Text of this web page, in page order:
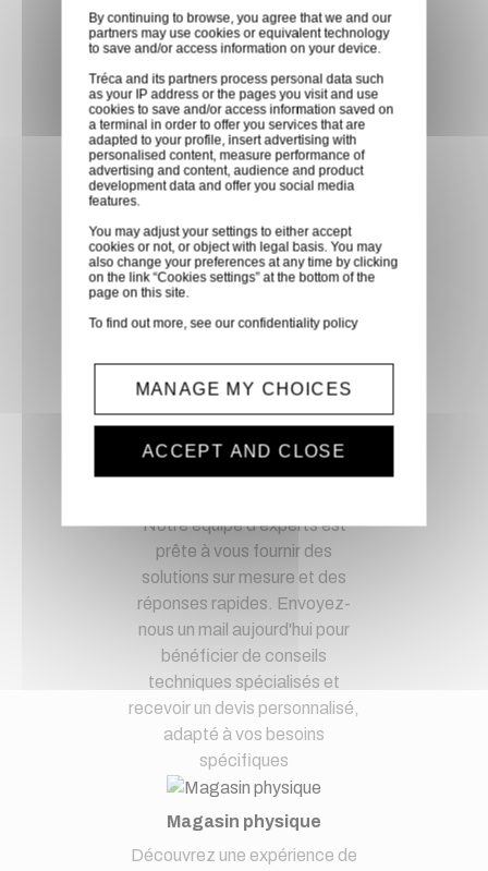
directement en magasin ou
faites vous livrer chez vous ou
dans les points relais de notre
partenaire GLS, partout en
France métropolitaine et en
Europe entre 24h et 48h après
mise à disposition des produits
Paiement sécurisé
Paiement CB, virement,
Paypal, ...
Service client
Optez pour la tranquillité
d'esprit en confiant vos
demandes techniques et devis
Notre équipe d'experts est
prête à vous fournir des
solutions sur mesure et des
réponses rapides. Envoyez-
nous un mail aujourd'hui pour
bénéficier de conseils
techniques spécialisés et
recevoir un devis personnalisé,
adapté à vos besoins
spécifiques
Magasin physique
Découvrez une expérience de
By continuing to browse, you agree that we and our
partners may use cookies or equivalent technology
to save and/or access information on your device.
Tréca and its partners process personal data such
as your IP address or the pages you visit and use
cookies to save and/or access information saved on
a terminal in order to offer you services that are
adapted to your profile, insert advertising with
personalised content, measure performance of
advertising and content, audience and product
development data and offer you social media
features.
You may adjust your settings to either accept
cookies or not, or object with legal basis. You may
also change your preferences at any time by clicking
on the link “Cookies settings” at the bottom of the
page on this site.
To find out more, see ourconfidentiality policy
MANAGE MY CHOICES
ACCEPT AND CLOSE